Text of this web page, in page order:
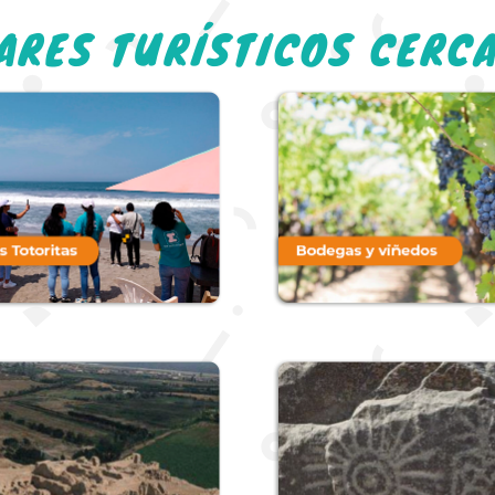
TURÍSTICOS